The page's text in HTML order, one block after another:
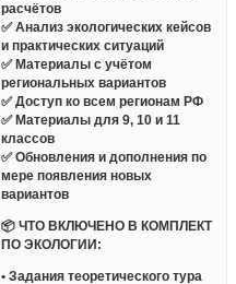
расчётов
✅ Анализ экологических кейсов
и практических ситуаций
✅ Материалы с учётом
региональных вариантов
✅ Доступ ко всем регионам РФ
✅ Материалы для 9, 10 и 11
классов
✅ Обновления и дополнения по
мере появления новых
вариантов
📦 ЧТО ВКЛЮЧЕНО В КОМПЛЕКТ
ПО ЭКОЛОГИИ:
• Задания теоретического тура